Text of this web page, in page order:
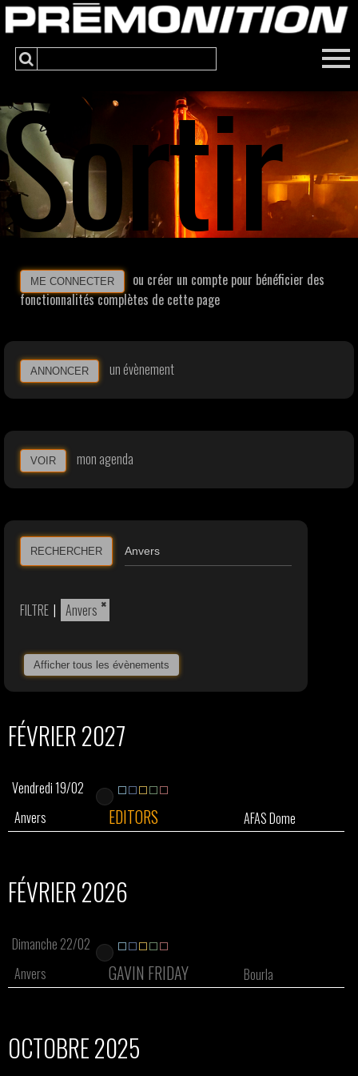
Sortir
ME CONNECTER
ou créer un compte pour bénéficier des
fonctionnalités complètes de cette page
ANNONCER un évènement
VOIR mon agenda
RECHERCHER
FILTRE | ×
Anvers
Afficher tous les évènements
FÉVRIER 2027
Vendredi 19/02
Anvers
EDITORS AFAS Dome
FÉVRIER 2026
Dimanche 22/02
Anvers
GAVIN FRIDAY Bourla
OCTOBRE 2025